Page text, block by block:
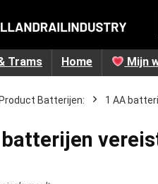
Trams Home Mijn
Product Batterijen: ‎1 AA